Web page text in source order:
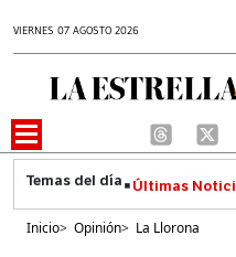
VIERNES 07 AGOSTO 2026
Últimas
Inicio> Opinión> La Llorona